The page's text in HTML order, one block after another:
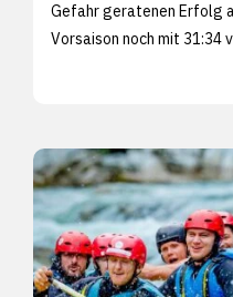
Gefahr geratenen Erfolg
Vorsaison noch mit 31:34